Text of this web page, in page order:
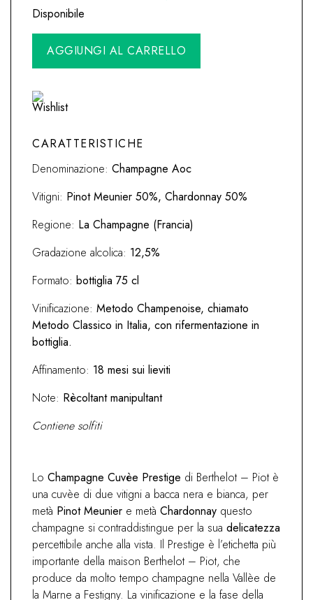
era:
75,90€.
è:
67,90€.
Disponibile
Cuvèe
Berthelot
-
quantità
AGGIUNGI AL CARRELLO
CARATTERISTICHE
Denominazione: Champagne Aoc
Vitigni: Pinot Meunier 50%, Chardonnay 50%
Regione: La Champagne (Francia)
Gradazione alcolica: 12,5%
Formato: bottiglia 75 cl
Vinificazione: Metodo Champenoise, chiamato
Metodo Classico in Italia, con rifermentazione in
bottiglia.
Affinamento: 18 mesi sui lieviti
Note: Rècoltant manipultant
Contiene solfiti
Lo Champagne Cuvèe Prestige di Berthelot – Piot è
una cuvèe di due vitigni a bacca nera e bianca, per
metà Pinot Meunier e metà Chardonnay questo
champagne si contraddistingue per la sua delicatezza
percettibile anche alla vista. Il Prestige è l’etichetta più
importante della maison Berthelot – Piot, che
produce da molto tempo champagne nella Vallèe de
la Marne a Festigny. La vinificazione e la fase della